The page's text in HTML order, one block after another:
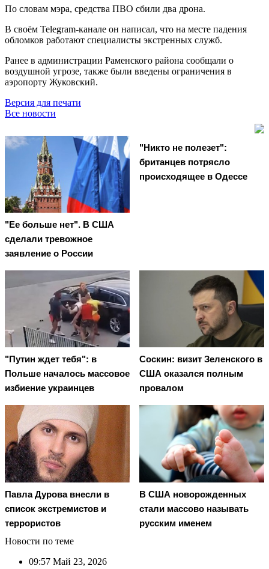
По словам мэра, средства ПВО сбили два дрона.
В своём Telegram-канале он написал, что на месте падения
обломков работают специалисты экстренных служб.
Ранее в администрации Раменского района сообщали о
воздушной угрозе, также были введены ограничения в
аэропорту Жуковский.
Версия для печати
Все новости
"Ее больше нет". В США
сделали тревожное
заявление о России
"Никто не полезет":
британцев потрясло
происходящее в Одессе
"Путин ждет тебя": в
Польше началось массовое
избиение украинцев
Соскин: визит Зеленского в
США оказался полным
провалом
Павла Дурова внесли в
список экстремистов и
террористов
В США новорожденных
стали массово называть
русским именем
Новости по теме
09:57 Май 23, 2026